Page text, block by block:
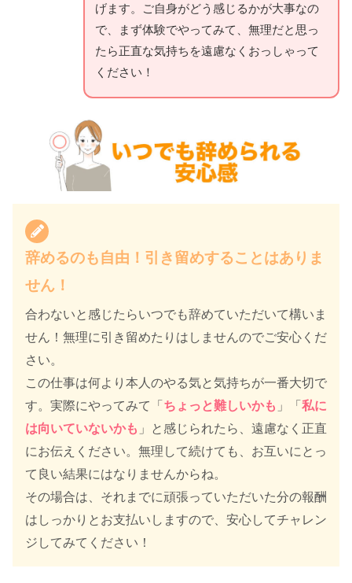
げます。ご自身がどう感じるかが大事なの
で、まず体験でやってみて、無理だと思っ
たら正直な気持ちを遠慮なくおっしゃって
ください！
辞めるのも自由！引き留めすることはありま
せん！
合わないと感じたらいつでも辞めていただいて構いま
せん！無理に引き留めたりはしませんのでご安心くだ
さい。
この仕事は何より本人のやる気と気持ちが一番大切で
す。実際にやってみて「 ちょっと難しいかも 」「 私に
は向いていないかも 」と感じられたら、遠慮なく正直
にお伝えください。無理して続けても、お互いにとっ
て良い結果にはなりませんからね。
その場合は、それまでに頑張っていただいた分の報酬
はしっかりとお支払いしますので、安心してチャレン
ジしてみてください！